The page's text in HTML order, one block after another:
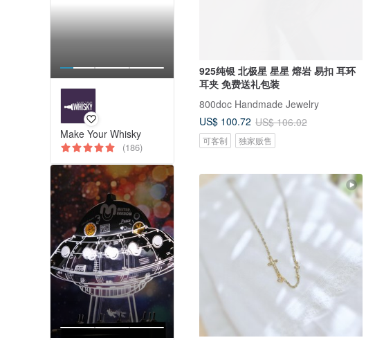
Make Your Whisky
(186)
925纯银 北极星 星星 熔岩 易扣 耳环
耳夹 免费送礼包装
800doc Handmade Jewelry
US$ 100.72 US$ 106.02
可客制 独家贩售